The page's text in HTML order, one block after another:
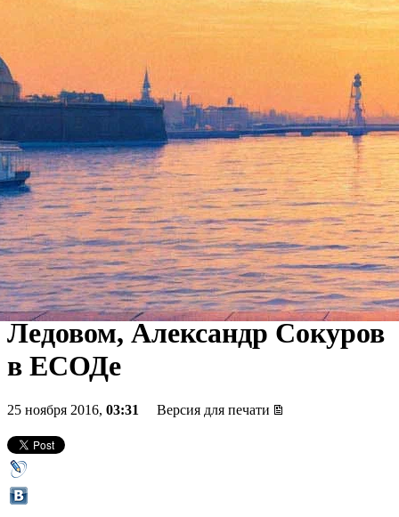
Куда пойти 25-27 ноября:
SKIF в Александринке,
Kuznya House в Новой
Голландии, «Ленинград» в
Ледовом, Александр Сокуров
в ЕСОДе
25 ноября 2016, 03:31 Версия для печати